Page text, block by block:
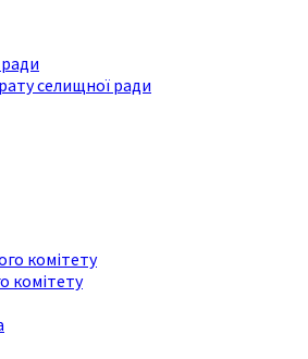
селищної ради
комітету
комітету